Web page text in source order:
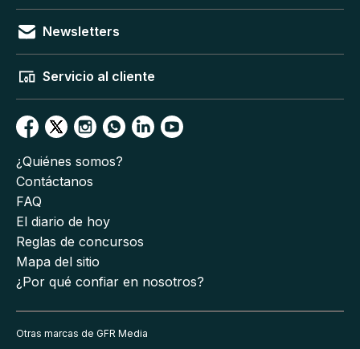
Newsletters
Servicio al cliente
¿Quiénes somos?
Contáctanos
FAQ
El diario de hoy
Reglas de concursos
Mapa del sitio
¿Por qué confiar en nosotros?
Otras marcas de GFR Media